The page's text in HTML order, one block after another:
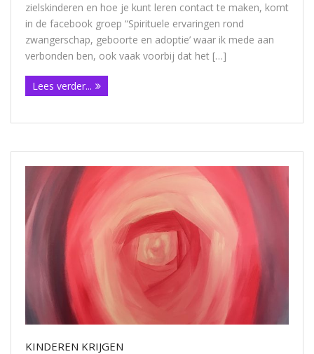
zielskinderen en hoe je kunt leren contact te maken, komt
in de facebook groep “Spirituele ervaringen rond
zwangerschap, geboorte en adoptie’ waar ik mede aan
verbonden ben, ook vaak voorbij dat het […]
Lees verder...
KINDEREN KRIJGEN